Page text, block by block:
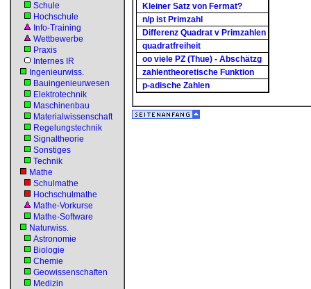
Schule
Hochschule
Info-Training
Wettbewerbe
Praxis
Internes IR
Ingenieurwiss.
Bauingenieurwesen
Elektrotechnik
Maschinenbau
Materialwissenschaft
Regelungstechnik
Signaltheorie
Sonstiges
Technik
Mathe
Schulmathe
Hochschulmathe
Mathe-Vorkurse
Mathe-Software
Naturwiss.
Astronomie
Biologie
Chemie
Geowissenschaften
Medizin
Kleiner Satz von Fermat?
n/p ist Primzahl
Differenz Quadrat v Primzahlen
quadratfreiheit
oo viele PZ (Thue) - Abschätzg
zahlentheoretische Funktion
p-adische Zahlen